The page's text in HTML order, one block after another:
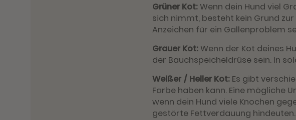
Grüner Kot: Wenn dein Hund viel
sich nimmt, besteht kein Grund
Anzeichen für ein Gallenproblem
Grauer Kot: Wenn der Kot deines
der Bauchspeicheldrüse sein. In
Weißer / Heller Kot: Es gibt
Farbe haben kann. Eine mögliche
wenn dein Hund viele Knochen
gestörte Fettverdauung hindeuten.